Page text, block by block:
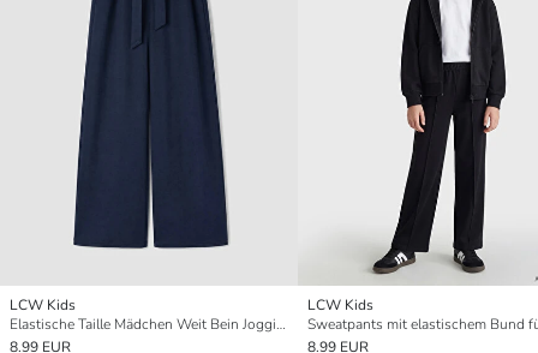
LCW Kids
Elastische Taille Mädchen Weit Bein Jogginghose
8.99 EUR
LCW Kids
8.99 EUR